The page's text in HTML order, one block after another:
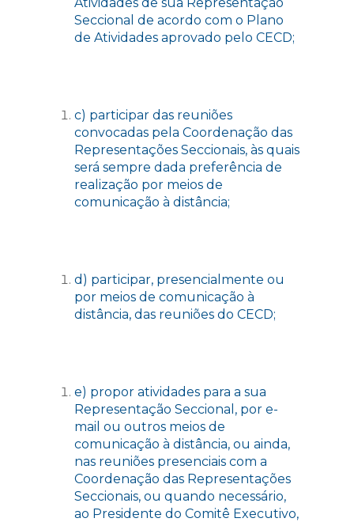
Seccional de acordo com o Plano
de Atividades aprovado pelo CECD;
c) participar das reuniões
convocadas pela Coordenação das
Representações Seccionais, às quais
será sempre dada preferência de
realização por meios de
comunicação à distância;
d) participar, presencialmente ou
por meios de comunicação à
distância, das reuniões do CECD;
e) propor atividades para a sua
Representação Seccional, por e-
mail ou outros meios de
comunicação à distância, ou ainda,
nas reuniões presenciais com a
Coordenação das Representações
Seccionais, ou quando necessário,
ao Presidente do Comitê Executivo,